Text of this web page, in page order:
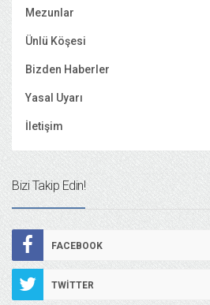
Mezunlar
Ünlü Köşesi
Bizden Haberler
Yasal Uyarı
İletişim
Bizi Takip Edin!
FACEBOOK
TWITTER